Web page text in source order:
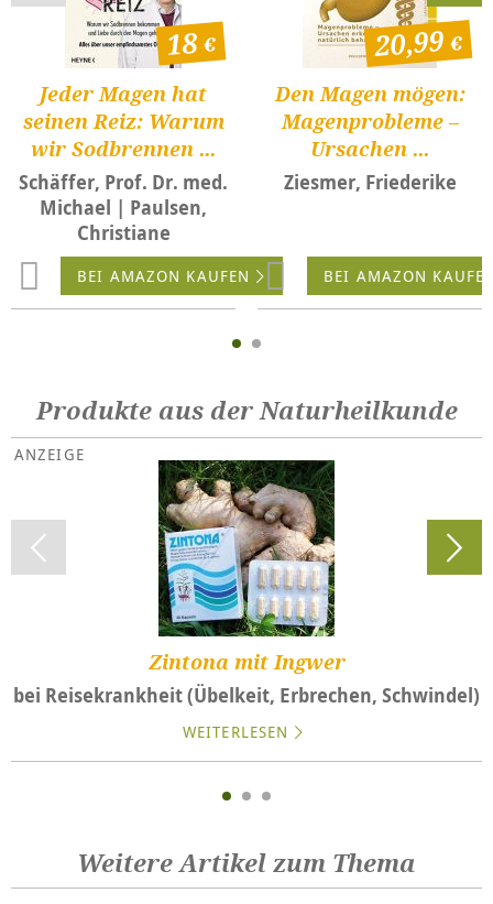
Jeder Magen hat
seinen Reiz: Warum
wir Sodbrennen ...
Schäffer, Prof. Dr. med.
Michael | Paulsen,
Christiane
18
BEI AMAZON KAUFEN
Den Magen mögen:
Magenprobleme –
Ursachen ...
Ziesmer, Friederike
20,99
BEI AMAZON
Produkte aus der Naturheilkunde
Zintona mit Ingwer
bei Reisekrankheit (Übelkeit, Erbrechen, Schwindel)
WEITERLESEN
Weitere Artikel zum Thema